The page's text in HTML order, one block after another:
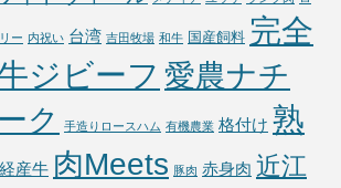
ー 内祝い 台湾 吉田牧場 和牛 国産飼料 完全
ジビーフ 愛農ナチ
ク
手造りロースハム 有機農業 格付け 熟
経産牛 肉Meets 豚肉 赤身肉 近江